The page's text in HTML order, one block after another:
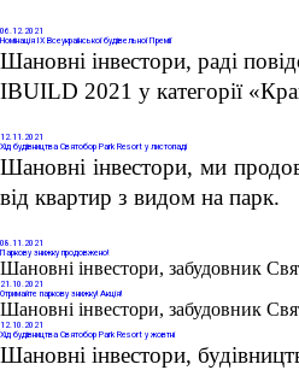
06.12.2021
Номінація IX Всеукраїнської будівельної Премії
Шановні інвестори, раді
IBUILD 2021 у категорії
12.11.2021
Хід будівництва Святобор Park Resort у листопаді
Шановні інвестори, ми
від квартир з видом на парк.
08.11.2021
Паркову знижку продовжено!
Шановні інвестори, забудовник
21 .10.2021
Отримайте паркову знижку! Акція!
Шановні інвестори, забудовник
12.10.2021
Хід будівництва Святобор Park Resort у жовтні
Шановні інвестори,